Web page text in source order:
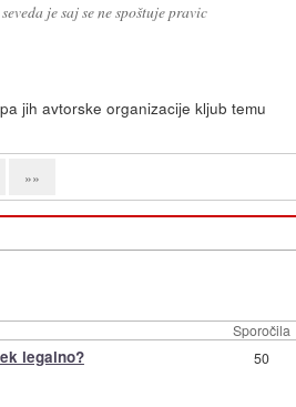
je saj se ne spoštuje pravic
jih avtorske organizacije kljub temu
»»
Sporočila
legalno? 50